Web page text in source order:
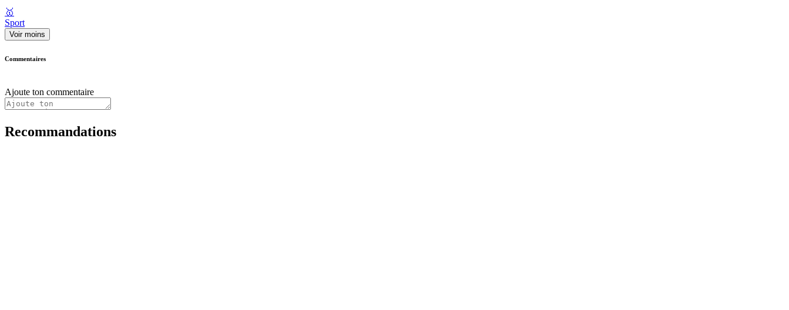
🥇
Sport
Voir moins
Commentaires
Ajoute ton commentaire
Recommandations